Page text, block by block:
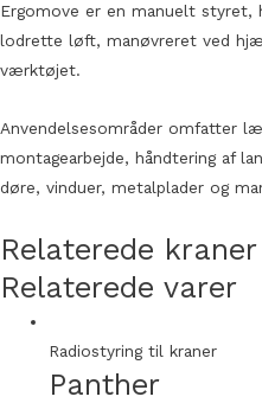
Ergomove er en manuelt styret,
lodrette løft, manøvreret ved
værktøjet.
Anvendelsesområder omfatter
montagearbejde, håndtering af
døre, vinduer, metalplader og
Relaterede kraner
Relaterede varer
Radiostyring til kraner
Panther